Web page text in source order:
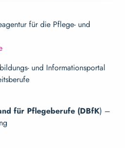
für die Pflege- und
und Informationsportal
für Pflegeberufe (DBfK) –